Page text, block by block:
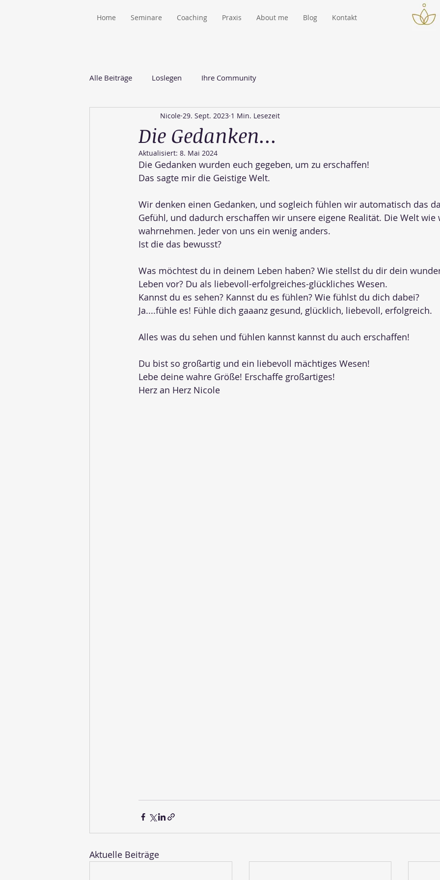
Home Seminare Coaching Praxis About me Blog Kontakt
Alle Beiträge Loslegen Ihre Community
Die Gedanken...
Nicole 29. Sept. 2023 1 Min. Lesezeit
Aktualisiert: 8. Mai 2024
Die Gedanken wurden euch gegeben, um zu erschaffen!
Das sagte mir die Geistige Welt.
Wir denken einen Gedanken, und sogleich fühlen wir automatisch das
Gefühl, und dadurch erschaffen wir unsere eigene Realität. Die Welt wie
wahrnehmen. Jeder von uns ein wenig anders.
Ist die das bewusst?
Was möchtest du in deinem Leben haben? Wie stellst du dir dein
Leben vor? Du als liebevoll-erfolgreiches-glückliches Wesen.
Kannst du es sehen? Kannst du es fühlen? Wie fühlst du dich dabei?
Ja....fühle es! Fühle dich gaaanz gesund, glücklich, liebevoll, erfolgreich.
Alles was du sehen und fühlen kannst kannst du auch erschaffen!
Du bist so großartig und ein liebevoll mächtiges Wesen!
Lebe deine wahre Größe! Erschaffe großartiges!
Herz an Herz Nicole
Aktuelle Beiträge